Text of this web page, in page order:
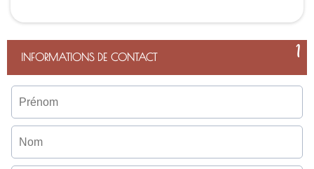
INFORMATIONS DE CONTACT 1